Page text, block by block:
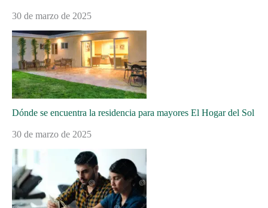
30 de marzo de 2025
Dónde se encuentra la residencia para mayores El Hogar del Sol
30 de marzo de 2025